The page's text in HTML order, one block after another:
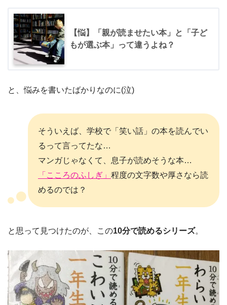
【悩】「親が読ませたい本」と「子ど
もが選ぶ本」って違うよね？
と、悩みを書いたばかりなのに(泣)
そういえば、学校で「笑い話」の本を読んでい
るって言ってたな…
マンガじゃなくて、息子が読めそうな本…
「こころのふしぎ」 程度の文字数や厚さなら読
めるのでは？
と思って見つけたのが、この10分で読めるシリーズ。